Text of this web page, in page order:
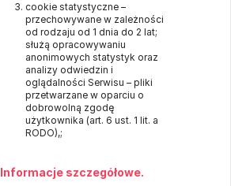
cookie statystyczne –
przechowywane w zależności
od rodzaju od 1 dnia do 2 lat;
służą opracowywaniu
anonimowych statystyk oraz
analizy odwiedzin i
oglądalności Serwisu – pliki
przetwarzane w oparciu o
dobrowolną zgodę
użytkownika (art. 6 ust. 1 lit. a
RODO),;
Informacje szczegółowe.